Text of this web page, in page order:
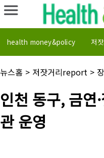
health money&policy 저
채
널
:
뉴스홈 > 저잣거리report >
기
사
제
목
인천 동구, 금연
관 운영